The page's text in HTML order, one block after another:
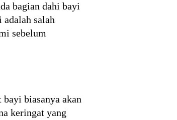
bagian dahi bayi
salah
sebelum
biasanya akan
keringat yang